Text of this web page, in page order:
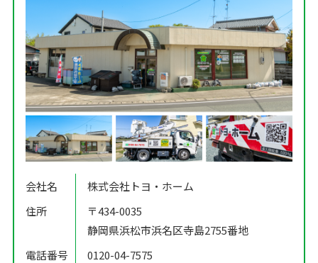
会社名
株式会社トヨ・ホーム
住所
〒434-0035
静岡県浜松市浜名区寺島2755番地
電話番号
0120-04-7575